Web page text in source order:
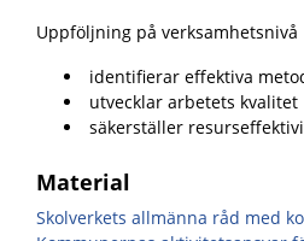
Uppföljning på verksamhetsnivå
identifierar effektiva
utvecklar arbetets kvalitet
säkerställer
Material
Skolverkets allmänna råd med